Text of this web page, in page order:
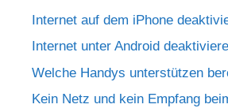
Internet auf dem iPhone
Internet unter Android
Welche Handys unterstützen
Kein Netz und kein Empfang